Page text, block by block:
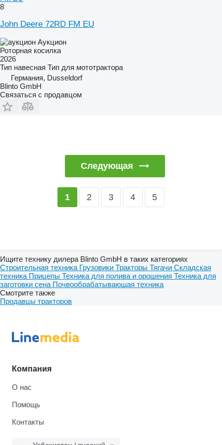
8
John Deere 72RD FM EU
Аукцион
Роторная косилка
2026
Тип навесная Тип для мототрактора
Германия, Dusseldorf
Blinto GmbH
Связаться с продавцом
Следующая
1 2 3 4 5
Ищите технику дилера Blinto GmbH в таких категориях
Строительная техника Грузовики Тракторы Тягачи Складская
техника Прицепы Техника для полива и орошения Техника для
заготовки сена Почвообрабатывающая техника
Смотрите также
Продавцы тракторов
Компания
О нас
Помощь
Контакты